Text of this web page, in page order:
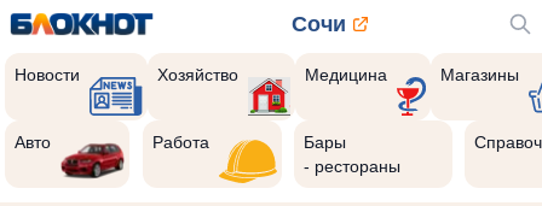
Сочи
Новости Хозяйство Медицина Магазины
Авто Работа
Бары
- рестораны